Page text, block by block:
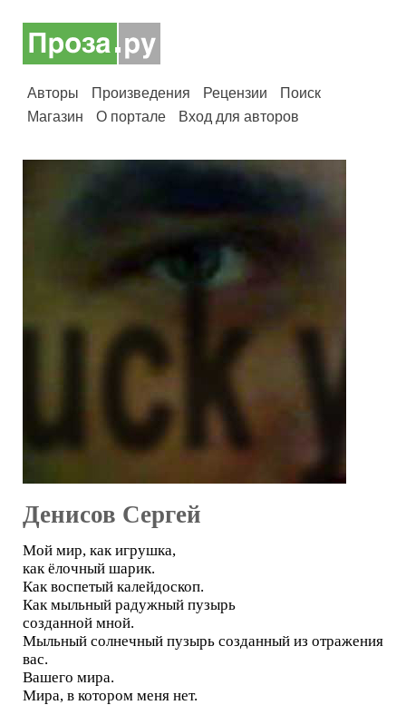
Авторы Произведения Рецензии
Поиск
Магазин
О портале Вход для авторов
Денисов Сергей
Мой мир, как игрушка,
как ёлочный шарик.
Как воспетый калейдоскоп.
Как мыльный радужный пузырь
созданной мной.
Мыльный солнечный пузырь созданный из отражения
вас.
Вашего мира.
Мира, в котором меня нет.